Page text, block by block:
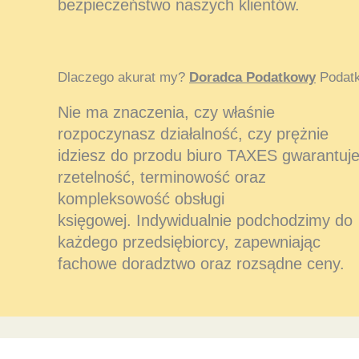
bezpieczeństwo naszych klientów.
Dlaczego akurat my? Doradca Podatkowy
Nie ma znaczenia, czy właśnie
rozpoczynasz działalność, czy prężnie
idziesz do przodu biuro TAXES gwarantuje
rzetelność, terminowość oraz
kompleksowość obsługi
księgowej. Indywidualnie podchodzimy do
każdego przedsiębiorcy, zapewniając
fachowe doradztwo oraz rozsądne ceny.